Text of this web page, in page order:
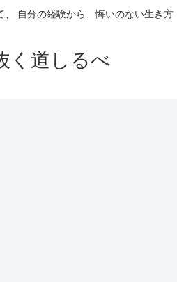
自分の経験から、悔いのない生き方
く道しるべ